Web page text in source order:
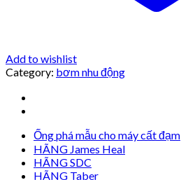
Add to wishlist
Category: bơm nhu động
Ống phá mẫu cho máy cất đạm
HÃNG James Heal
HÃNG SDC
HÃNG Taber